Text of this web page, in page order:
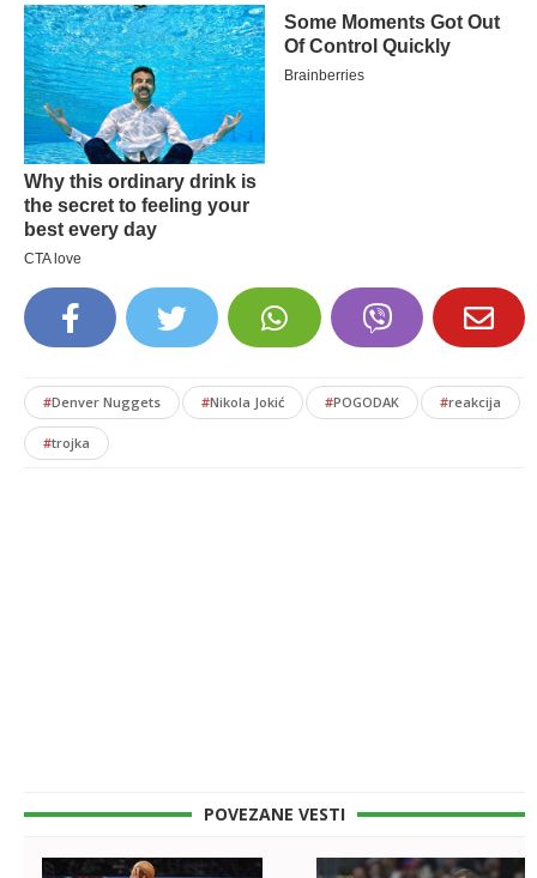
#Denver Nuggets #Nikola Jokić #POGODAK #reakcija
#trojka
POVEZANE VESTI